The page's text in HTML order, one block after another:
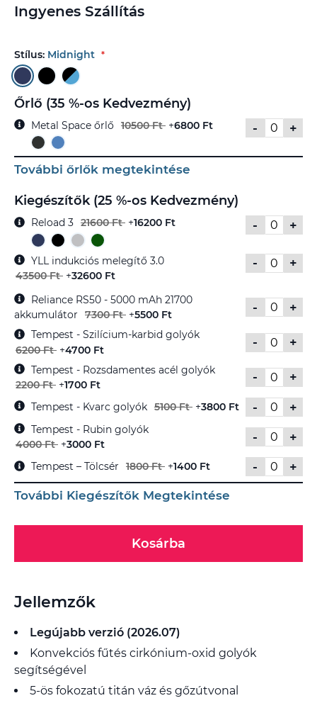
Ingyenes Szállítás
Stílus: Midnight
Őrlő (35 %-os Kedvezmény)
-
+
Metal Space őrlő 10500 Ft +6800 Ft
További őrlők megtekintése
Kiegészítők (25 %-os Kedvezmény)
-
+
Reload 3 21600 Ft +16200 Ft
- +
YLL indukciós melegítő 3.0
43500 Ft +32600 Ft
- +
Reliance RS50 - 5000 mAh 21700
akkumulátor
7300 Ft +5500 Ft
- +
Tempest - Szilícium-karbid golyók
6200 Ft +4700 Ft
- +
Tempest - Rozsdamentes acél golyók
2200 Ft +1700 Ft
- +
Tempest - Kvarc golyók 5100 Ft +3800 Ft
- +
Tempest - Rubin golyók
4000 Ft +3000 Ft
- +
Tempest – Tölcsér 1800 Ft +1400 Ft
További Kiegészítők Megtekintése
Kosárba
Jellemzők
Legújabb verzió (2026.07)
Konvekciós fűtés cirkónium-oxid golyók
segítségével
5-ös fokozatú titán váz és gőzútvonal